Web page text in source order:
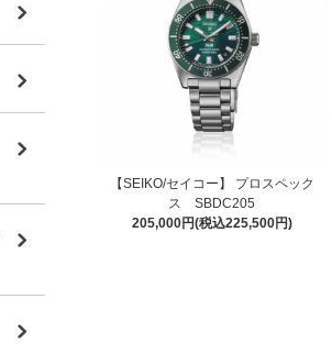
【SEIKO/セイコー】 プロスペック
ス SBDC205
205,000円(税込225,500円)